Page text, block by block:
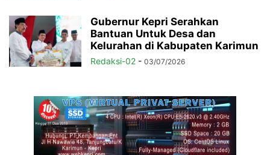
Gubernur Kepri Serahkan
Bantuan Untuk Desa dan
Kelurahan di Kabupaten Karimun
Redaksi-02 - 03/07/2026